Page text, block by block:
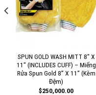
SPUN GOLD WASH MITT 8″ X
11″ (INCLUDES CUFF) – Miếng
Rửa Spun Gold 8” X 11” (Kèm
Đệm)
$250,000.00